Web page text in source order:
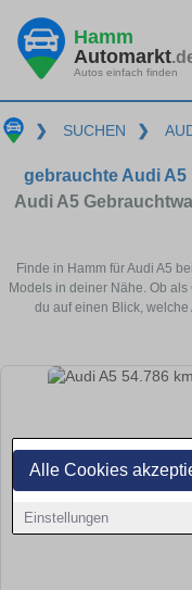
Alle Cookies
Einstellungen
Hamm
Automarkt
Autos einfach finden
❯ SUCHEN ❯
gebrauchte Audi
Audi A5
Finde in Hamm für Audi A5
Models in deiner Nähe. Ob
du auf einen Blick, welche